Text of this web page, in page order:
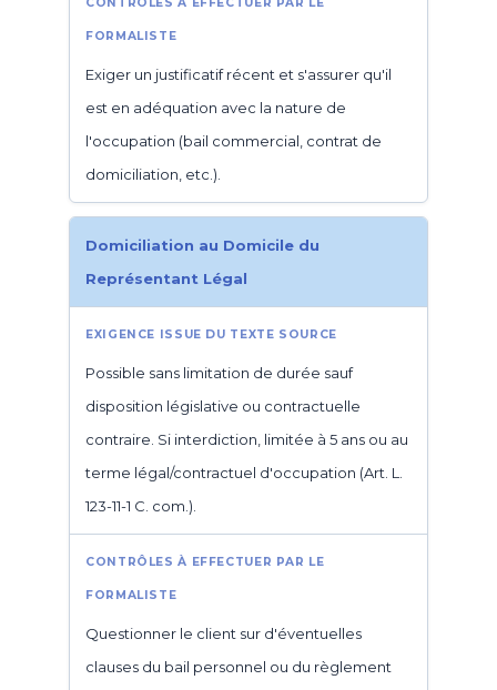
Exiger un justificatif récent et s'assurer qu'il
est en adéquation avec la nature de
l'occupation (bail commercial, contrat de
domiciliation, etc.).
Domiciliation au Domicile du
Représentant Légal
Possible sans limitation de durée sauf
disposition législative ou contractuelle
contraire. Si interdiction, limitée à 5 ans ou au
terme légal/contractuel d'occupation (Art. L.
123-11-1 C. com.).
Questionner le client sur d'éventuelles
clauses du bail personnel ou du règlement